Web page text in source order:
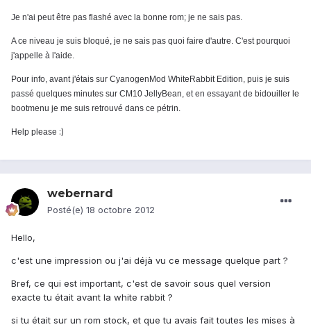
Je n'ai peut être pas flashé avec la bonne rom; je ne sais pas.
A ce niveau je suis bloqué, je ne sais pas quoi faire d'autre. C'est pourquoi
j'appelle à l'aide.
Pour info, avant j'étais sur CyanogenMod WhiteRabbit Edition, puis je suis
passé quelques minutes sur CM10 JellyBean, et en essayant de bidouiller le
bootmenu je me suis retrouvé dans ce pétrin.
Help please :)
webernard
Posté(e) 18 octobre 2012
Hello,
c'est une impression ou j'ai déjà vu ce message quelque part ?
Bref, ce qui est important, c'est de savoir sous quel version
exacte tu était avant la white rabbit ?
si tu était sur un rom stock, et que tu avais fait toutes les mises à